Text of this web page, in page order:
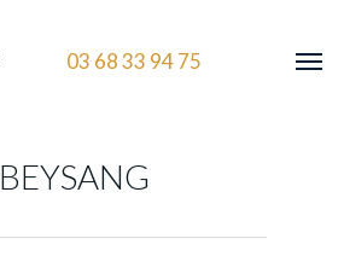
03 68 33 94 75
BEYSANG